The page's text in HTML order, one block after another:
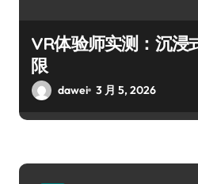
VR体验师实测：沉浸
限
dawei 3 月 5, 2026